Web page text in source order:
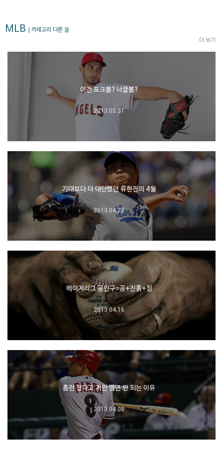
MLB | 카테고리 다른 글
더 보기
이건 포크볼? 너클볼?
2013.05.31
기대보다 더 대단했던 류현진의 4월
2013.04.28
메이저리그 공인구=공+진흙+침
2013.04.16
홈런 쳤다고 거만 떨면 안 되는 이유
2013.04.08